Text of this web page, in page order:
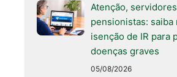
Atenção,
pensionistas: saiba
isenção de IR para
doenças graves
05/08/2026